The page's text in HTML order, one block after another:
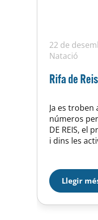
22 de
Natació
Rifa de Reis
Ja es troben
números
DE REIS, el
i dins les
productes
molt la
esportiva +
Llegir